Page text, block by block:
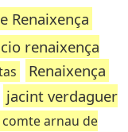
Renaixença
renaixença
Renaixença
jacint verdaguer
arnau de